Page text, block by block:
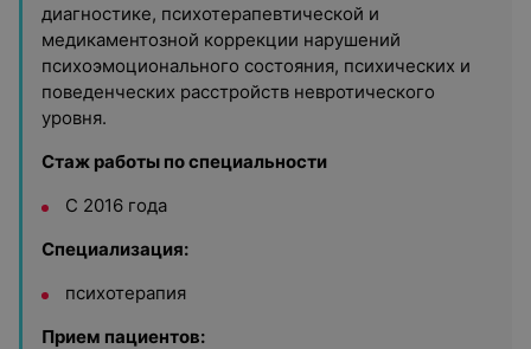
диагностике, психотерапевтической и
медикаментозной коррекции нарушений
психоэмоционального состояния, психических и
поведенческих расстройств невротического
уровня.
Стаж работы по специальности
С 2016 года
Специализация:
психотерапия
Прием пациентов: